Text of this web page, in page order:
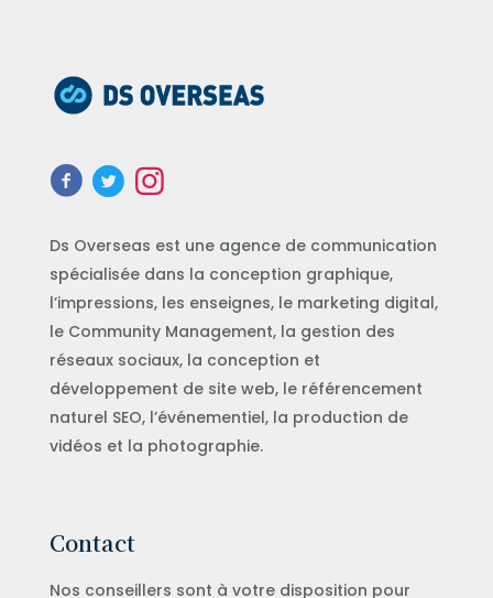
Ds Overseas est une agence de communication
spécialisée dans la conception graphique,
l’impressions, les enseignes, le marketing digital,
le Community Management, la gestion des
réseaux sociaux, la conception et
développement de site web, le référencement
naturel SEO, l’événementiel, la production de
vidéos et la photographie.
Contact
Nos conseillers sont à votre disposition pour